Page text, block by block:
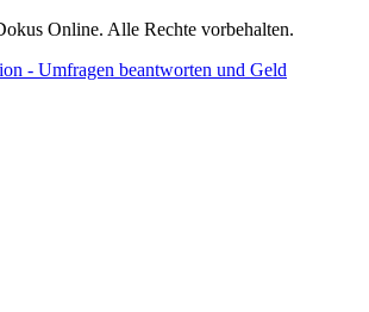
Online. Alle Rechte vorbehalten.